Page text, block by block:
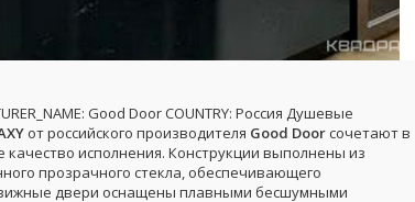
Good Door COUNTRY: Россия Душевые
от российского производителя Good Doorсочетают в
исполнения. Конструкции выполнены из
прозрачного стекла, обеспечивающего
двери оснащены плавными бесшумными